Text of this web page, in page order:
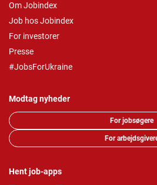
Om Jobindex
Job hos Jobindex
For investorer
Presse
#JobsForUkraine
Modtag nyheder
For jobsøgere
For
Hent job-apps